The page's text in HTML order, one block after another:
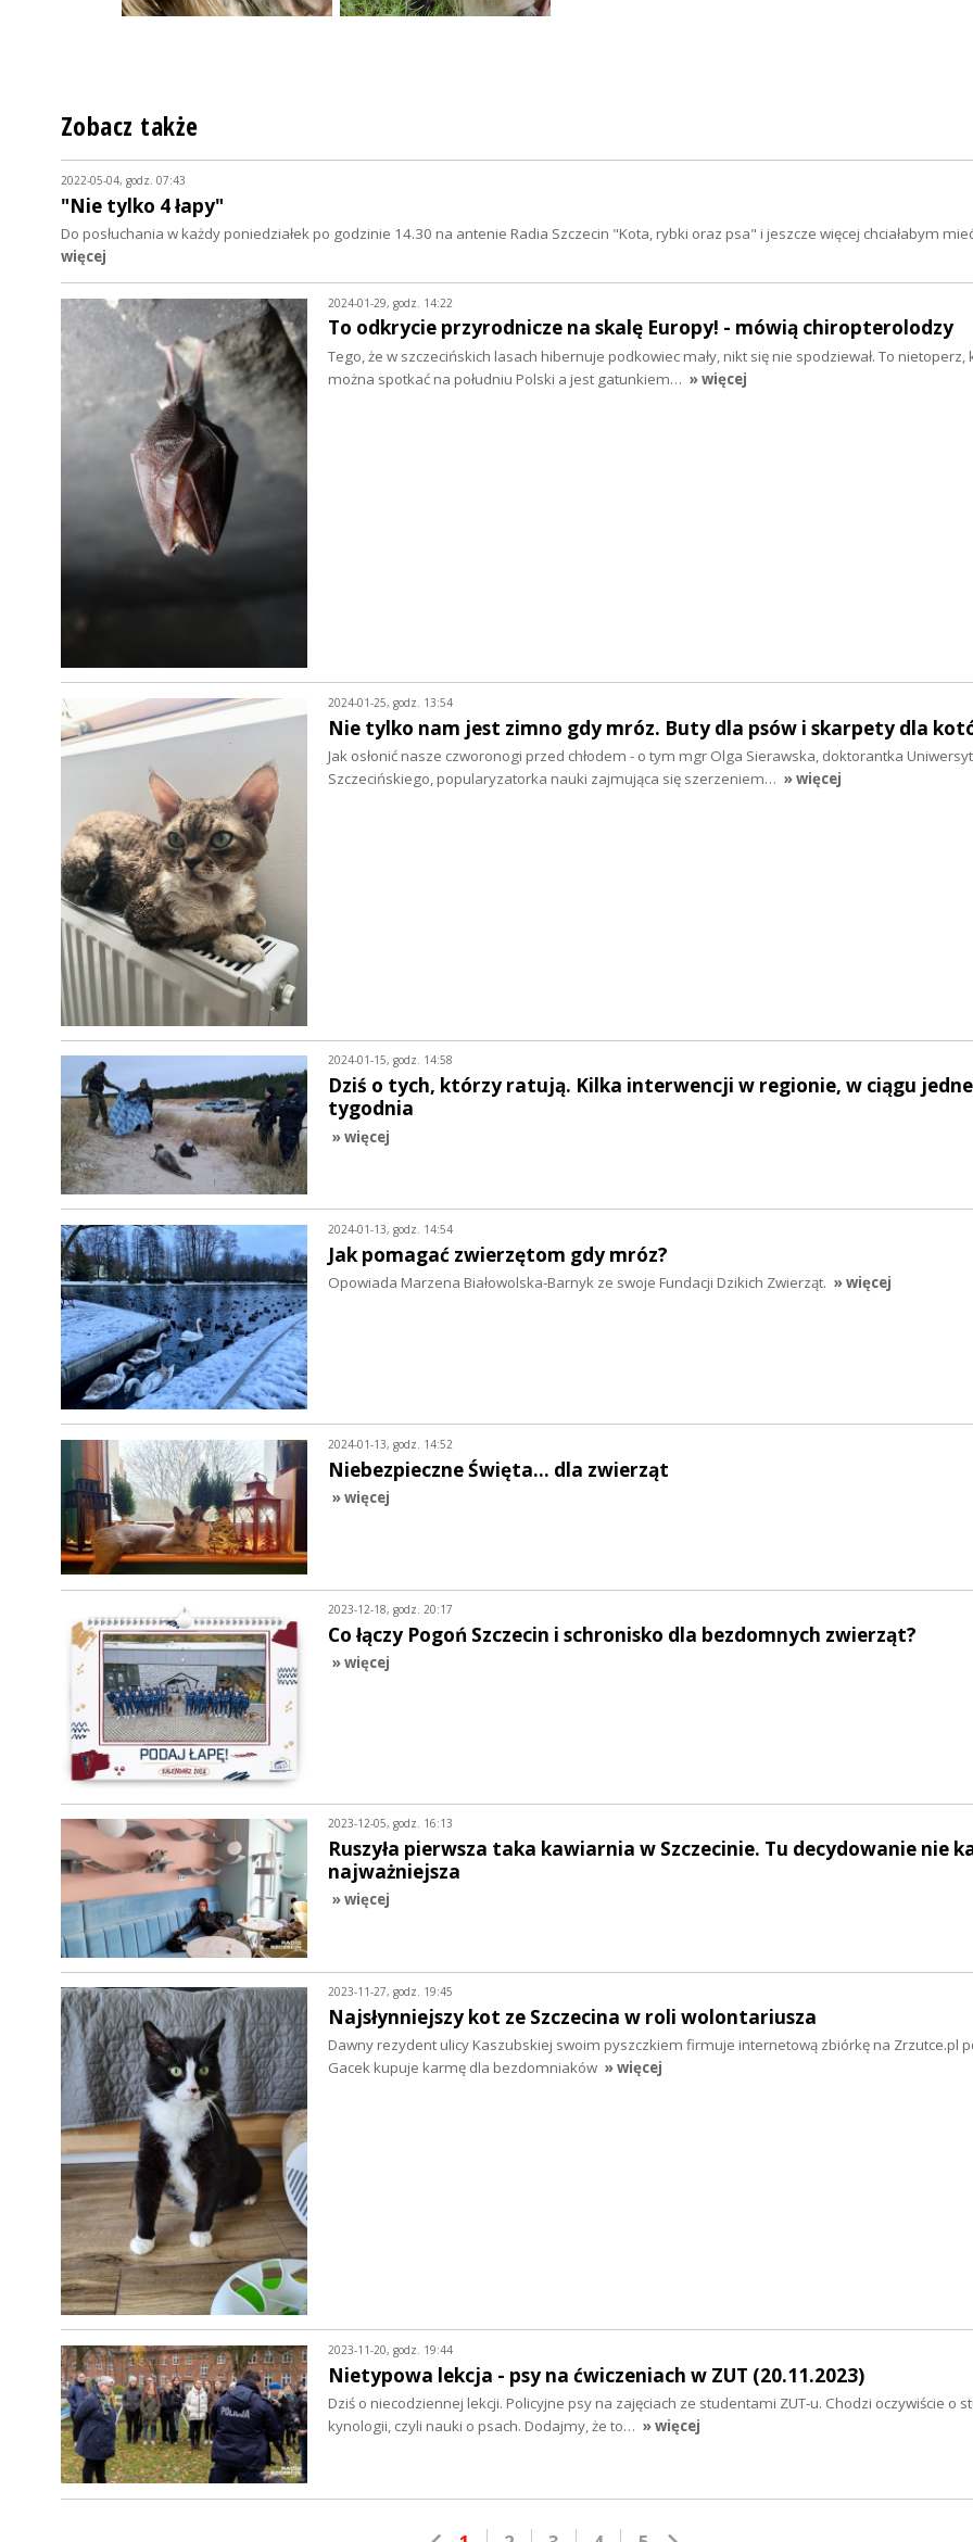
Zobacz także
2022-05-04, godz. 07:43
"Nie tylko 4 łapy"
Do posłuchania w każdy poniedziałek po godzinie 14.30 na antenie Radia Szczecin "Kota, rybki oraz psa" i jeszcze więcej chciałabym
więcej
2024-01-29, godz. 14:22
To odkrycie przyrodnicze na skalę Europy! - mówią chiropterolodzy
Tego, że w szczecińskich lasach hibernuje podkowiec mały, nikt się nie spodziewał. To nietoperz,
można spotkać na południu Polski a jest gatunkiem… » więcej
2024-01-25, godz. 13:54
Nie tylko nam jest zimno gdy mróz. Buty dla psów i skarpety dla
Jak osłonić nasze czworonogi przed chłodem - o tym mgr Olga Sierawska, doktorantka
Szczecińskiego, popularyzatorka nauki zajmująca się szerzeniem… » więcej
2024-01-15, godz. 14:58
Dziś o tych, którzy ratują. Kilka interwencji w regionie, w ciągu
tygodnia
» więcej
2024-01-13, godz. 14:54
Jak pomagać zwierzętom gdy mróz?
Opowiada Marzena Białowolska-Barnyk ze swoje Fundacji Dzikich Zwierząt. » więcej
2024-01-13, godz. 14:52
Niebezpieczne Święta... dla zwierząt
» więcej
2023-12-18, godz. 20:17
Co łączy Pogoń Szczecin i schronisko dla bezdomnych zwierząt?
» więcej
2023-12-05, godz. 16:13
Ruszyła pierwsza taka kawiarnia w Szczecinie. Tu decydowanie nie
najważniejsza
» więcej
2023-11-27, godz. 19:45
Najsłynniejszy kot ze Szczecina w roli wolontariusza
Dawny rezydent ulicy Kaszubskiej swoim pyszczkiem firmuje internetową zbiórkę na Zrzutce.pl
Gacek kupuje karmę dla bezdomniaków » więcej
2023-11-20, godz. 19:44
Nietypowa lekcja - psy na ćwiczeniach w ZUT (20.11.2023)
Dziś o niecodziennej lekcji. Policyjne psy na zajęciach ze studentami ZUT-u. Chodzi oczywiście o
kynologii, czyli nauki o psach. Dodajmy, że to… » więcej